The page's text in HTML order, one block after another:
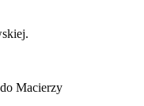
Macierzy